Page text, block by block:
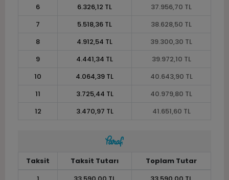
6 6.326,12 TL
37.956,70 TL
7
5.518,36 TL
38.628,50 TL
8
4.912,54 TL
39.300,30 TL
9
4.441,34 TL
39.972,10 TL
10
4.064,39 TL
40.643,90 TL
11
3.725,44 TL
40.979,80 TL
12
3.470,97 TL 41.651,60 TL
Taksit Taksit Tutarı
Toplam Tutar